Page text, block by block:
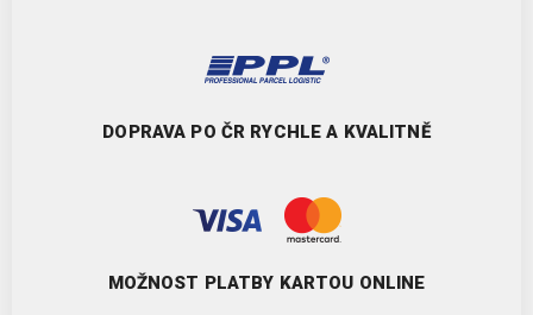
DOPRAVA PO ČR RYCHLE A KVALITNĚ
MOŽNOST PLATBY KARTOU ONLINE